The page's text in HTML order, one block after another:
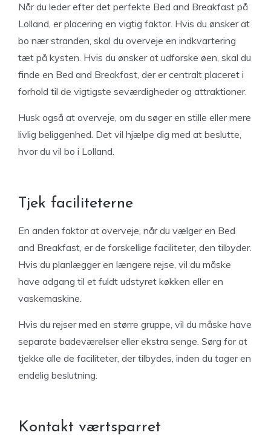
Når du leder efter det perfekte Bed and Breakfast på
Lolland, er placering en vigtig faktor. Hvis du ønsker at
bo nær stranden, skal du overveje en indkvartering
tæt på kysten. Hvis du ønsker at udforske øen, skal du
finde en Bed and Breakfast, der er centralt placeret i
forhold til de vigtigste seværdigheder og attraktioner.
Husk også at overveje, om du søger en stille eller mere
livlig beliggenhed. Det vil hjælpe dig med at beslutte,
hvor du vil bo i Lolland.
Tjek faciliteterne
En anden faktor at overveje, når du vælger en Bed
and Breakfast, er de forskellige faciliteter, den tilbyder.
Hvis du planlægger en længere rejse, vil du måske
have adgang til et fuldt udstyret køkken eller en
vaskemaskine.
Hvis du rejser med en større gruppe, vil du måske have
separate badeværelser eller ekstra senge. Sørg for at
tjekke alle de faciliteter, der tilbydes, inden du tager en
endelig beslutning.
Kontakt værtsparret